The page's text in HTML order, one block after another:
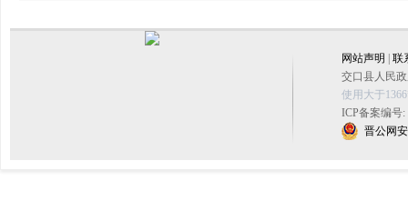
网站声明
联
交口县人民
使用大于
ICP备案编号:
晋公网